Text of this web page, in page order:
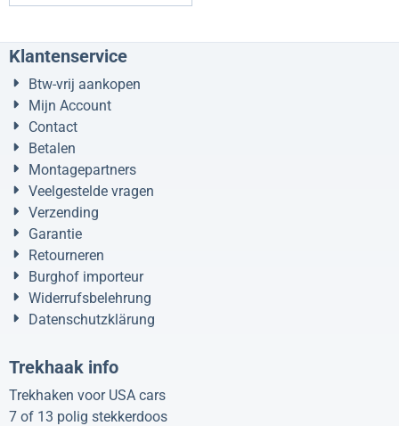
Klantenservice
Btw-vrij aankopen
Mijn Account
Contact
Betalen
Montagepartners
Veelgestelde vragen
Verzending
Garantie
Retourneren
Burghof importeur
Widerrufsbelehrung
Datenschutzklärung
Trekhaak info
Trekhaken voor USA cars
7 of 13 polig stekkerdoos